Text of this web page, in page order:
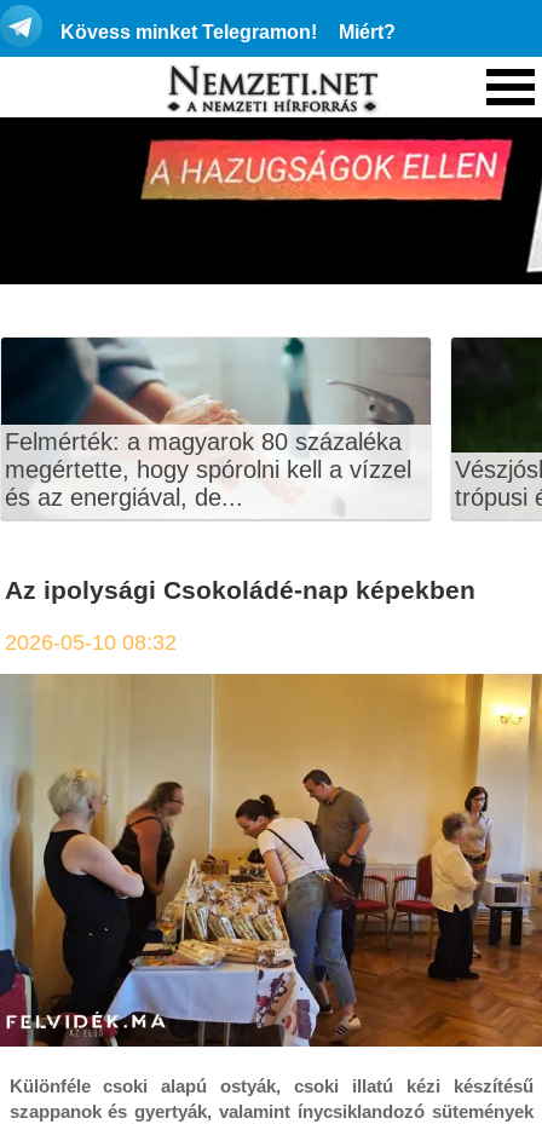
Kövess minket Telegramon! Miért?
Felmérték: a magyarok 80 százaléka
megértette, hogy spórolni kell a vízzel
és az energiával, de...
trópusi
Az ipolysági Csokoládé-nap képekben
2026-05-10 08:32
Különféle csoki alapú ostyák, csoki illatú kézi készítésű
szappanok és gyertyák, valamint ínycsiklandozó sütemények